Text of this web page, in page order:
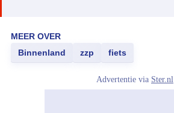
MEER OVER
Binnenland
zzp fiets
Advertentie via Ster.nl